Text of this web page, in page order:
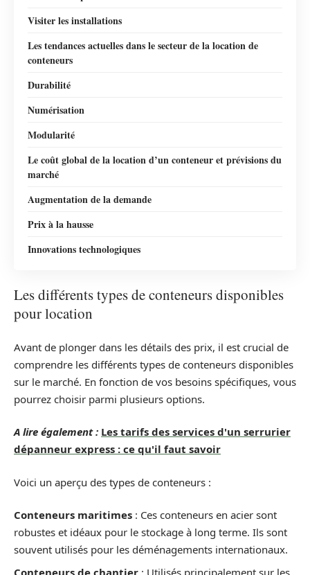
Visiter les installations
Les tendances actuelles dans le secteur de la location de
conteneurs
Durabilité
Numérisation
Modularité
Le coût global de la location d’un conteneur et prévisions du
marché
Augmentation de la demande
Prix à la hausse
Innovations technologiques
Les différents types de conteneurs disponibles
pour location
Avant de plonger dans les détails des prix, il est crucial de
comprendre les différents types de conteneurs disponibles
sur le marché. En fonction de vos besoins spécifiques, vous
pourrez choisir parmi plusieurs options.
A lire également : Les tarifs des services d'un serrurier
dépanneur express : ce qu'il faut savoir
Voici un aperçu des types de conteneurs :
Conteneurs maritimes : Ces conteneurs en acier sont
robustes et idéaux pour le stockage à long terme. Ils sont
souvent utilisés pour les déménagements internationaux.
Conteneurs de chantier : Utilisés principalement sur les